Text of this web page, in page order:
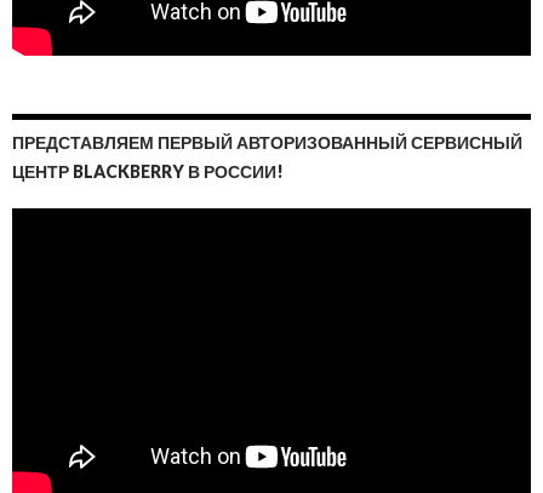
ПРЕДСТАВЛЯЕМ ПЕРВЫЙ АВТОРИЗОВАННЫЙ СЕРВИСНЫЙ
ЦЕНТР BLACKBERRY В РОССИИ!